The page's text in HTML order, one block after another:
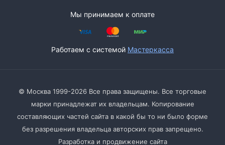
Мы принимаем к оплате
Работаем с системой Мастеркасса
© Москва 1999-2026 Все права защищены. Все торговые
марки принадлежат их владельцам. Копирование
составляющих частей сайта в какой бы то ни было форме
без разрешения владельца авторских прав запрещено.
Разработка и продвижение сайта